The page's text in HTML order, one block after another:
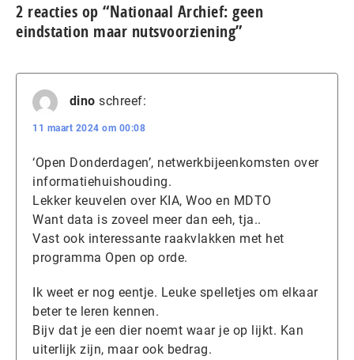
2 reacties op “Nationaal Archief: geen
eindstation maar nutsvoorziening”
dino schreef:
11 maart 2024 om 00:08
‘Open Donderdagen’, netwerkbijeenkomsten over
informatiehuishouding.
Lekker keuvelen over KIA, Woo en MDTO
Want data is zoveel meer dan eeh, tja..
Vast ook interessante raakvlakken met het
programma Open op orde.
Ik weet er nog eentje. Leuke spelletjes om elkaar
beter te leren kennen.
Bijv dat je een dier noemt waar je op lijkt. Kan
uiterlijk zijn, maar ook bedrag.